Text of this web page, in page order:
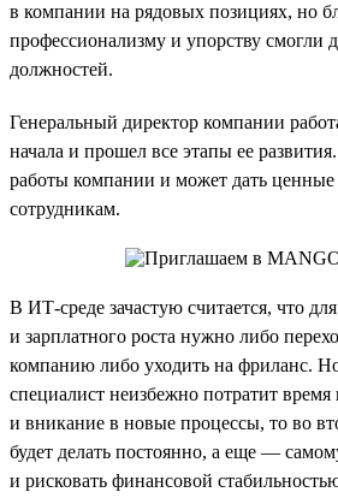
в компании на рядовых позициях, но
профессионализму и упорству смогли
должностей.
Генеральный директор компании
начала и прошел все этапы ее
работы компании и может дать
сотрудникам.
В ИТ-среде зачастую считается, что
и зарплатного роста нужно либо
компанию либо уходить на фриланс.
специалист неизбежно потратит
и вникание в новые процессы, то во
будет делать постоянно, а еще —
и рисковать финансовой